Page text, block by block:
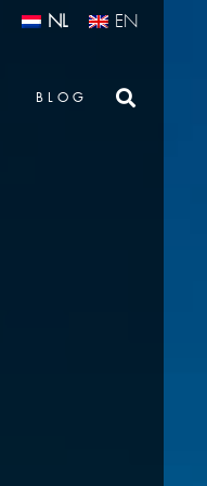
NL EN
BLOG